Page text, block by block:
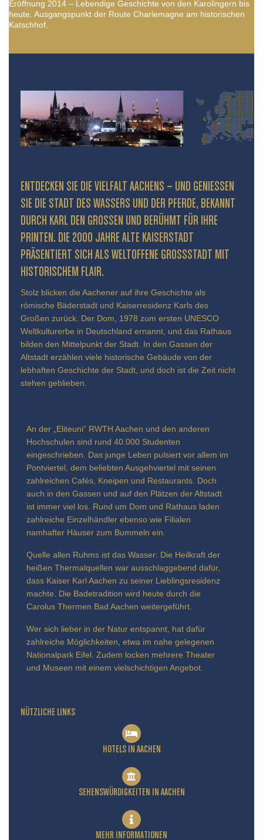
Eröffnung 2014 – Lebendige Geschichte von den Karolingern bis
heute. Ausgangspunkt der Route Charlemagne am historischen
Katschhof.
ENTDECKEN SIE DIE VIELFALT AACHENS – UND GENIESSEN S
IE DIE STADT DES WASSERS UND DER PFERDE, BEKANNT D
URCH KARL DEN GROSSEN UND BERÜHMT FÜR IHRE PR
INTEN. DIE 2000 JAHRE ALTE KAISERSTADT PR
ÄSENTIERT SICH ALS WELTOFFENE GROSSSTADT MIT HIS
TORISCHEM FLAIR.
Stolz blicken die Aachener auf ihre Geschichte als
römische Bäderstadt und Kaiserresidenz Karls des
Großen zurück. Der Dom, 1978 zum ersten UNESCO
Weltkulturerbe in Deutschland ernannt, und das Rathaus
bilden den Mittelpunkt der Stadt. In den Gassen der
Altstadt erzählen viele historische Gebäude von der
lebhaften Geschichte der Stadt, und doch ist die Zeit nicht
stehen geblieben.
An der „Eliteuni“ RWTH Aachen und den anderen
Hochschulen sind rund 40.000 Studenten
eingeschrieben. Das junge Leben pulsiert vor allem im
Pontviertel, dem beliebten Ausgehviertel mit seinen
zahlreichen Cafés, Kneipen und Restaurants. Doch
auch in den Gassen und auf den Plätzen der Altstadt
ist immer viel los. Rund um Dom und Rathaus laden
zahlreiche Einzelhändler ebenso wie Filialen
namhafter Häuser zum Bummeln ein.
Quelle allen Ruhms ist das Wasser: Die Heilkraft der
heißen Thermalquellen war ausschlaggebend dafür,
dass Kaiser Karl Aachen zu seiner Lieblingsresidenz
machte. Die Badetradition wird heute durch die
Carolus Thermen Bad Aachen weitergeführt.
Wer sich lieber in der Natur entspannt, hat dafür
zahlreiche Möglichkeiten, etwa im nahe gelegenen
Nationalpark Eifel. Zudem locken mehrere Theater
und Museen mit einem vielschichtigen Angebot.
NÜTZLICHE LINKS
HOTELS IN AACHEN
SEHENSWÜRDIGKEITEN IN AACHEN
MEHR INFORMATIONEN